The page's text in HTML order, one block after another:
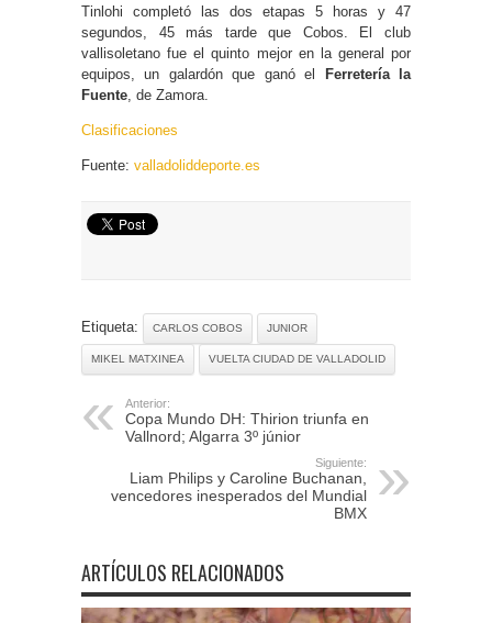
Tinlohi completó las dos etapas 5 horas y 47
segundos, 45 más tarde que Cobos. El club
vallisoletano fue el quinto mejor en la general por
equipos, un galardón que ganó el
Ferretería la
Fuente, de Zamora.
Clasificaciones
Fuente: valladoliddeporte.es
Etiqueta: CARLOS COBOS JUNIOR
MIKEL MATXINEA VUELTA CIUDAD DE VALLADOLID
Anterior:
Copa Mundo DH: Thirion triunfa en
Vallnord; Algarra 3º júnior
Siguiente:
Liam Philips y Caroline Buchanan,
vencedores inesperados del Mundial
BMX
ARTÍCULOS RELACIONADOS